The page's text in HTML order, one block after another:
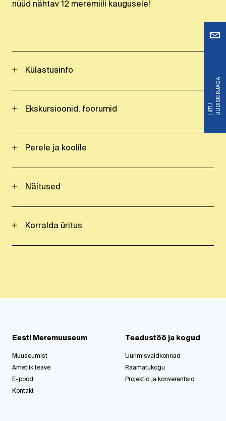
L
I
I
T
U
U
U
D
I
S
K
I
R
J
A
G A
nüüd nähtav 12 meremiili kaugusele!
Külastusinfo
Ekskursioonid, foorumid
Perele ja koolile
Näitused
Korralda üritus
Eesti Meremuuseum
Muuseumist
Ametlik teave
E-pood
Kontakt
Teadustöö ja kogud
Uurimisvaldkonnad
Raamatukogu
Projektid ja konverentsid